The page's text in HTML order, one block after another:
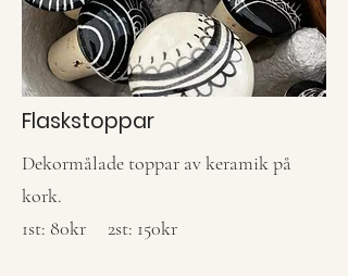
Flaskstoppar
Dekormålade toppar av keramik på
kork.
1st: 80kr 2st: 150kr